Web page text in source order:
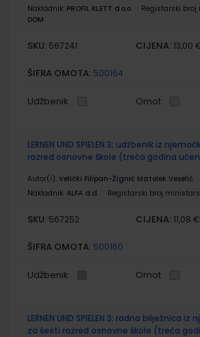
Nakladnik: PROFIL KLETT d.o.o. Registarski
DOM
SKU: 567241 CIJENA: 13,00
ŠIFRA OMOTA: 500164
Udžbenik Omot
LERNEN UND SPIELEN 3; udžbenik iz
razred osnovne škole (treća godina
Autor(i): Velički Filipan-Žignić Matolek Veselić
Nakladnik: ALFA d.d. Registarski broj
SKU: 567252 CIJENA: 11,08 €
ŠIFRA OMOTA: 500160
Udžbenik Omot
LERNEN UND SPIELEN 3; radna bilježnica
za šesti razred osnovne škole (treća